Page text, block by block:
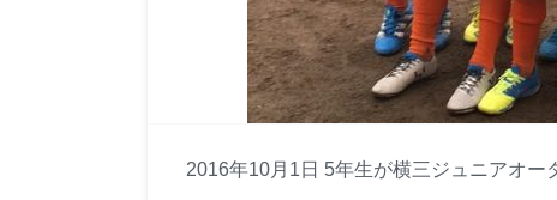
2016年10月1日 5年生が横三ジュニアオー